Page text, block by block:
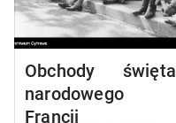
Obchody święta
narodowego
Francji